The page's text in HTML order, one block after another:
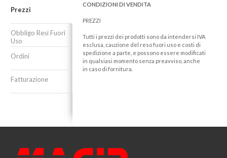
Prezzi
Obbligo Resi Fuori
Uso
Ordini
Fatturazione
CONDIZIONI DI VENDITA
PREZZI
Tutti i prezzi dei prodotti sono da intendersi IVA
esclusa, cauzione del reso fuori uso e costi di
spedizione a parte, e possono essere modificati
in qualsiasi momento senza preavviso, anche
in caso di fornitura.